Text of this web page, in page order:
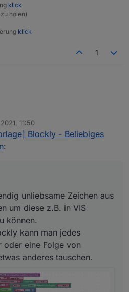
klick
holen)
klick
1
notwendig unliebsame Zeichen aus
um diese z.B. in VIS
zu können.
Export:
11:50
Blockly - Beliebiges
:
unliebsame Zeichen aus
um diese z.B. in VIS
können.
kann man jedes
oder eine Folge von
anderes tauschen.